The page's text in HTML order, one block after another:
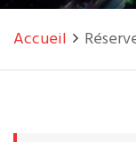
Accueil